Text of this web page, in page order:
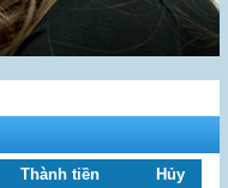
Thành tiền Hủy